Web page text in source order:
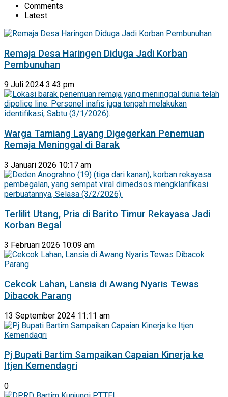
Comments
Latest
Remaja Desa Haringen Diduga Jadi Korban
Pembunuhan
9 Juli 2024 3:43 pm
Warga Tamiang Layang Digegerkan Penemuan
Remaja Meninggal di Barak
3 Januari 2026 10:17 am
Terlilit Utang, Pria di Barito Timur Rekayasa Jadi
Korban Begal
3 Februari 2026 10:09 am
Cekcok Lahan, Lansia di Awang Nyaris Tewas
Dibacok Parang
13 September 2024 11:11 am
Pj Bupati Bartim Sampaikan Capaian Kinerja ke
Itjen Kemendagri
0